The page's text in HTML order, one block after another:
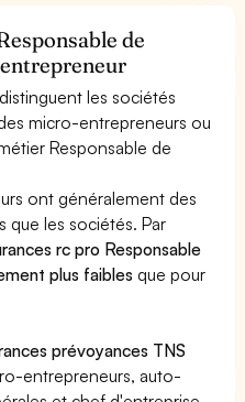
de
les sociétés
micro-entrepreneurs ou
Responsable de
ont généralement des
que les sociétés. Par
rc pro Responsable
plus faibles que pour
prévoyances TNS
entrepreneurs, auto-